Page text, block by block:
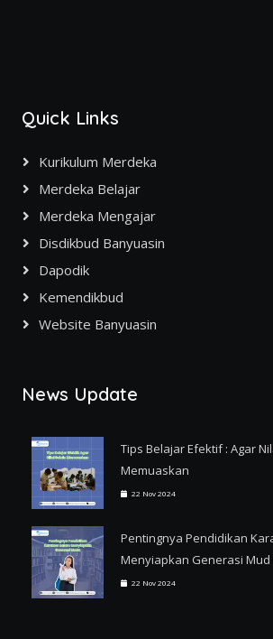
Quick Links
Kurikulum Merdeka
Merdeka Belajar
Merdeka Mengajar
Disdikbud Banyuasin
Dapodik
Kemendikbud
Website Banyuasin
News Update
Tips Belajar Efektif : Agar
Memuaskan
22 Nov 2024
Pentingnya Pendidikan
Menyiapkan Generasi Mud
22 Nov 2024